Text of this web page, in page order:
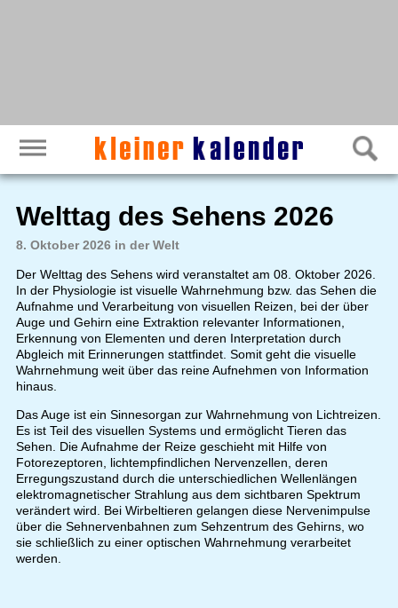
Welttag des Sehens 2026
8. Oktober 2026 in der Welt
Der Welttag des Sehens wird veranstaltet am 08. Oktober 2026.
In der Physiologie ist visuelle Wahrnehmung bzw. das Sehen die
Aufnahme und Verarbeitung von visuellen Reizen, bei der über
Auge und Gehirn eine Extraktion relevanter Informationen,
Erkennung von Elementen und deren Interpretation durch
Abgleich mit Erinnerungen stattfindet. Somit geht die visuelle
Wahrnehmung weit über das reine Aufnehmen von Information
hinaus.
Das Auge ist ein Sinnesorgan zur Wahrnehmung von Lichtreizen.
Es ist Teil des visuellen Systems und ermöglicht Tieren das
Sehen. Die Aufnahme der Reize geschieht mit Hilfe von
Fotorezeptoren, lichtempfindlichen Nervenzellen, deren
Erregungszustand durch die unterschiedlichen Wellenlängen
elektromagnetischer Strahlung aus dem sichtbaren Spektrum
verändert wird. Bei Wirbeltieren gelangen diese Nervenimpulse
über die Sehnervenbahnen zum Sehzentrum des Gehirns, wo
sie schließlich zu einer optischen Wahrnehmung verarbeitet
werden.